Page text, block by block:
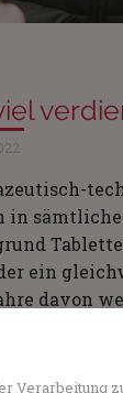
in
ein
davon
ein
Verarbeitung